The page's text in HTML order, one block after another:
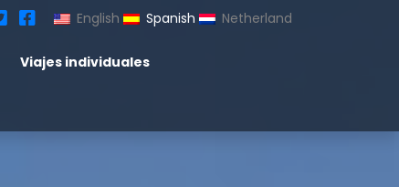
English Spanish Netherland
Viajes individuales